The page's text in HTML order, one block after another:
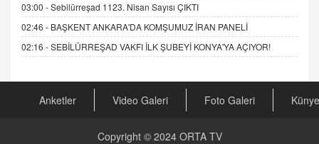
03:00 -Sebilürreşad 1123. Nisan Sayısı ÇIKTI
02:46 - BAŞKENT ANKARA'DA KOMŞUMUZ İRAN PANELİ
02:16 -SEBİLÜRREŞAD VAKFI İLK ŞUBEYİ KONYA'YA AÇIYOR!
Anketler Video Galeri Foto Galeri Künye
Copyright © 2024 ORTA TV